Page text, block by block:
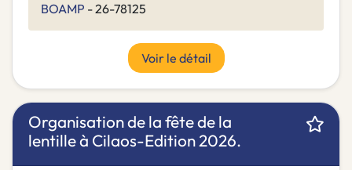
BOAMP - 26-78125
Voir le détail
Organisation de la fête de la
lentille à Cilaos-Edition 2026.